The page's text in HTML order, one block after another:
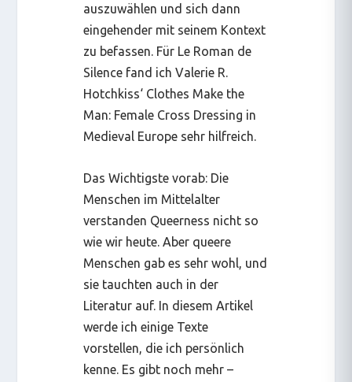
auszuwählen und sich dann
eingehender mit seinem Kontext
zu befassen. Für Le Roman de
Silence fand ich Valerie R.
Hotchkiss‘ Clothes Make the
Man: Female Cross Dressing in
Medieval Europe sehr hilfreich.
Das Wichtigste vorab: Die
Menschen im Mittelalter
verstanden Queerness nicht so
wie wir heute. Aber queere
Menschen gab es sehr wohl, und
sie tauchten auch in der
Literatur auf. In diesem Artikel
werde ich einige Texte
vorstellen, die ich persönlich
kenne. Es gibt noch mehr –